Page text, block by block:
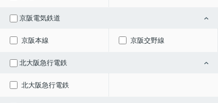
京阪電気鉄道
京阪本線 京阪交野線
北大阪急行電鉄
北大阪急行電鉄